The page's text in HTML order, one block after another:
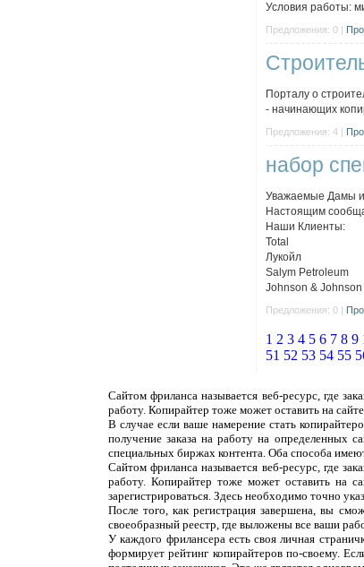
Условия работы:
Предложения: 0 |
Порталу о
- начинающих
Предложения: 4 |
набор
Уважаемые Дамы
Настоящим
Наши Клиенты:
Total
Лукойл
Salym Petroleum
Johnson & Johnson
Предложения: 0 |
1 2 3 4 5 6 7 8 9
51 52 53 54 55
Сайтом фриланса называется веб-ресурс, где
работу. Копирайтер тоже может оставить на
В случае если ваше намерение стать
получение заказа на работу на определенных
специальных биржах контента. Оба способа
Сайтом фриланса называется веб-ресурс, где
работу. Копирайтер тоже может оставить на
зарегистрироваться. Здесь необходимо точно
После того, как регистрация завершена, вы
своеобразный реестр, где выложены все ваши
У каждого фрилансера есть своя личная
формирует рейтинг копирайтеров по-своему.